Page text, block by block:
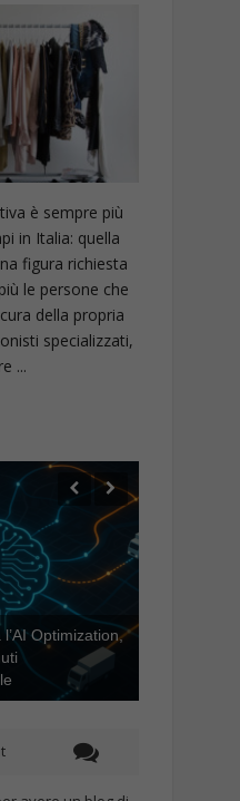
è sempre più
in Italia: quella
figura richiesta
le persone che
della propria
specializzati,
...
Optimization,